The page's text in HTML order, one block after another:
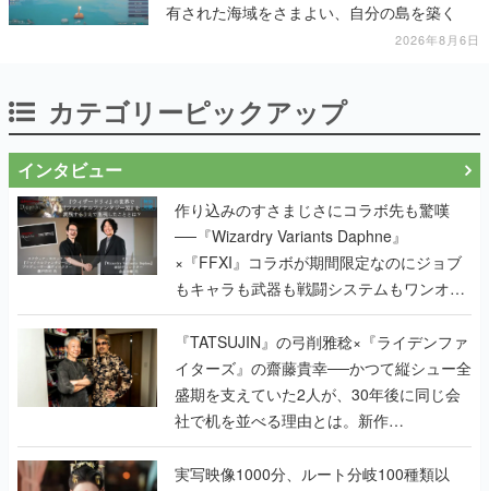
有された海域をさまよい、自分の島を築く
2026年8月6日
カテゴリーピックアップ
インタビュー
作り込みのすさまじさにコラボ先も驚嘆
──『Wizardry Variants Daphne』
×『FFXI』コラボが期間限定なのにジョブ
もキャラも武器も戦闘システムもワンオフ
で作り込まれた理由を両ディレクターに聞
く
『TATSUJIN』の弓削雅稔×『ライデンファ
イターズ』の齋藤貴幸──かつて縦シュー全
盛期を支えていた2人が、30年後に同じ会
社で机を並べる理由とは。新作
『TATSUJIN EXTREME』で初タッグを組
んだレジェンド2人に訊く開発秘話
実写映像1000分、ルート分岐100種類以